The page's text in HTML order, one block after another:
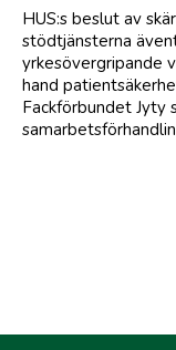
HUS:s beslut av
stödtjänsterna
yrkesövergripande
hand
Fackförbundet Jyty